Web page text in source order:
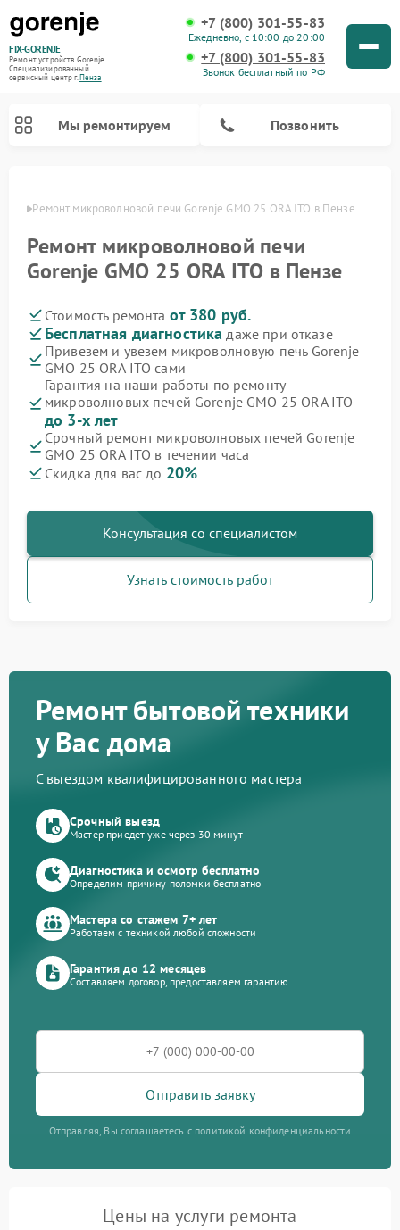
FIX-GORENJE
Ремонт устройств Gorenje
Специализированный
cервисный центр г.Пенза
+7 (800) 301-55-83
Ежедневно, с 10:00 до 20:00
+7 (800) 301-55-83
Звонок бесплатный по РФ
Мы ремонтируем Позвонить
Ремонт микроволновой печи Gorenje GMO 25 ORA ITO в Пензе
Ремонт микроволновой печи
Gorenje GMO 25 ORA ITO в Пензе
Стоимость ремонта от 380 руб.
Бесплатная диагностика даже при отказе
Привезем и увезем микроволновую печь Gorenje
GMO 25 ORA ITO сами
Гарантия на наши работы по ремонту
микроволновых печей Gorenje GMO 25 ORA ITO
до 3-х лет
Срочный ремонт микроволновых печей Gorenje
GMO 25 ORA ITO в течении часа
Скидка для вас до 20%
Консультация со специалистом
Узнать стоимость работ
Ремонт бытовой техники
у Вас дома
С выездом квалифицированного мастера
Срочный выезд
Мастер приедет уже через 30 минут
Диагностика и осмотр бесплатно
Определим причину поломки бесплатно
Мастера со стажем 7+ лет
Работаем с техникой любой сложности
Гарантия до 12 месяцев
Составляем договор, предоставляем гарантию
Отправить заявку
Отправляя, Вы соглашаетесь с политикой конфиденциальности
Цены на услуги ремонта